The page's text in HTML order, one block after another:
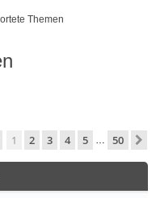
Themen
1von 50
1 2 3 4 5 … 50